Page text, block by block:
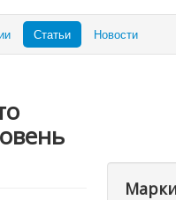
Статьи Новости